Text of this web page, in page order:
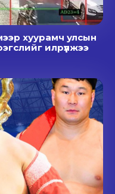
хуурамч улсын
илрүүлжээ